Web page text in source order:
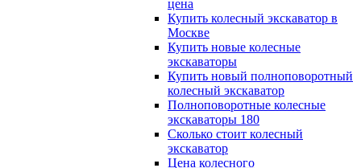
цена
Купить колесный экскаватор в
Москве
Купить новые колесные
экскаваторы
Купить новый полноповоротный
колесный экскаватор
Полноповоротные колесные
экскаваторы 180
Сколько стоит колесный
экскаватор
Цена колесного